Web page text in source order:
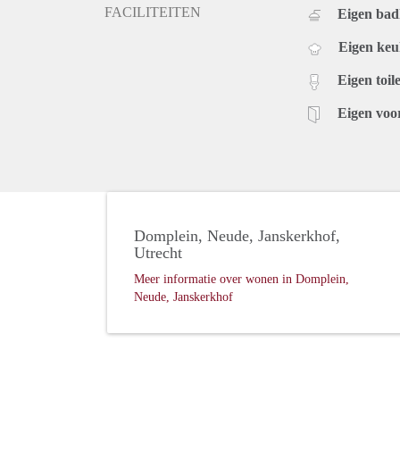
FACILITEITEN Eigen
Eigen
Eigen
Eigen
Domplein, Neude, Janskerkhof,
Utrecht
Meer informatie over wonen in Domplein,
Neude, Janskerkhof